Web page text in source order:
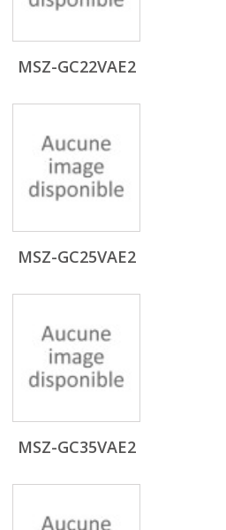
MSZ-GC22VAE2
MSZ-GC25VAE2
MSZ-GC35VAE2